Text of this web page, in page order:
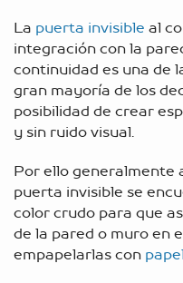
La puerta invisible al
integración con la
continuidad es una de
gran mayoría de los
posibilidad de crear
y sin ruido visual.
Por ello generalmente
puerta invisible se
color crudo para que
de la pared o muro en
empapelarlas con